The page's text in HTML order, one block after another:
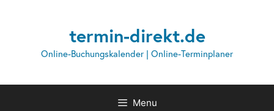
termin-direkt.de
Online-Buchungskalender | Online-Terminplaner
Menu